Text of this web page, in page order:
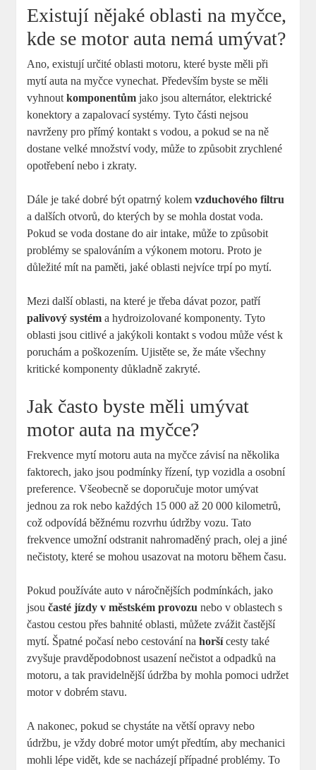
Existují nějaké oblasti na myčce,
kde se motor auta nemá umývat?
Ano, existují určité oblasti motoru, které byste měli při
mytí auta na myčce vynechat. Především byste se měli
vyhnoutkomponentům jako jsou alternátor, elektrické
konektory a zapalovací systémy. Tyto části nejsou
navrženy pro přímý kontakt s vodou, a pokud se na ně
dostane velké množství vody, může to způsobit zrychlené
opotřebení nebo i zkraty.
Dále je také dobré být opatrný kolemvzduchového filtru
a dalších otvorů, do kterých by se mohla dostat voda.
Pokud se voda dostane do air intake, může to způsobit
problémy se spalováním a výkonem motoru. Proto je
důležité mít na paměti, jaké oblasti nejvíce trpí po mytí.
Mezi další oblasti, na které je třeba dávat pozor, patří
palivový systém a hydroizolované komponenty. Tyto
oblasti jsou citlivé a jakýkoli kontakt s vodou může vést k
poruchám a poškozením. Ujistěte se, že máte všechny
kritické komponenty důkladně zakryté.
Jak často byste měli umývat
motor auta na myčce?
Frekvence mytí motoru auta na myčce závisí na několika
faktorech, jako jsou podmínky řízení, typ vozidla a osobní
preference. Všeobecně se doporučuje motor umývat
jednou za rok nebo každých 15 000 až 20 000 kilometrů,
což odpovídá běžnému rozvrhu údržby vozu. Tato
frekvence umožní odstranit nahromaděný prach, olej a jiné
nečistoty, které se mohou usazovat na motoru během času.
Pokud používáte auto v náročnějších podmínkách, jako
jsoučasté jízdy v městském provozu nebo v oblastech s
častou cestou přes bahnité oblasti, můžete zvážit častější
mytí. Špatné počasí nebo cestování nahoršícesty také
zvyšuje pravděpodobnost usazení nečistot a odpadků na
motoru, a tak pravidelnější údržba by mohla pomoci udržet
motor v dobrém stavu.
A nakonec, pokud se chystáte na větší opravy nebo
údržbu, je vždy dobré motor umýt předtím, aby mechanici
mohli lépe vidět, kde se nacházejí případné problémy. To